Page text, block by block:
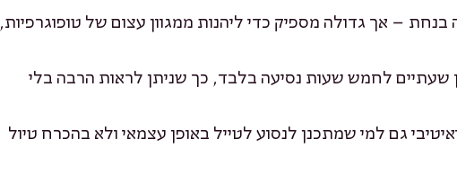
– אך גדולה מספיק כדי ליהנות ממגוון עצום של טופוגרפיות,
שעתיים לחמש שעות נסיעה בלבד, כך שניתן לראות הרבה בלי
גם למי שמתכנן לנסוע לטייל באופן עצמאי ולא בהכרח טיול